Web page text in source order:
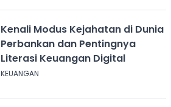
Kenali Modus Kejahatan di Dunia
Perbankan dan Pentingnya
Literasi Keuangan Digital
KEUANGAN